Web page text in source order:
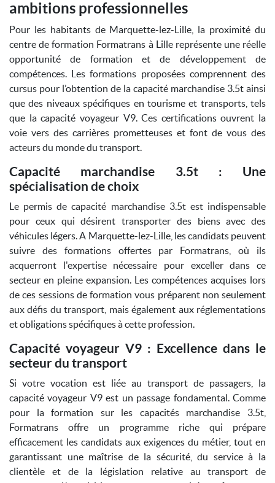
ambitions professionnelles
Pour les habitants de Marquette-lez-Lille, la proximité du
centre de formation Formatrans à Lille représente une réelle
opportunité de formation et de développement de
compétences. Les formations proposées comprennent des
cursus pour l’obtention de la capacité marchandise 3.5t ainsi
que des niveaux spécifiques en tourisme et transports, tels
que la capacité voyageur V9. Ces certifications ouvrent la
voie vers des carrières prometteuses et font de vous des
acteurs du monde du transport.
Capacité marchandise 3.5t : Une
spécialisation de choix
Le permis de capacité marchandise 3.5t est indispensable
pour ceux qui désirent transporter des biens avec des
véhicules légers. A Marquette-lez-Lille, les candidats peuvent
suivre des formations offertes par Formatrans, où ils
acquerront l'expertise nécessaire pour exceller dans ce
secteur en pleine expansion. Les compétences acquises lors
de ces sessions de formation vous préparent non seulement
aux défis du transport, mais également aux réglementations
et obligations spécifiques à cette profession.
Capacité voyageur V9 : Excellence dans le
secteur du transport
Si votre vocation est liée au transport de passagers, la
capacité voyageur V9 est un passage fondamental. Comme
pour la formation sur les capacités marchandise 3.5t,
Formatrans offre un programme riche qui prépare
efficacement les candidats aux exigences du métier, tout en
garantissant une maîtrise de la sécurité, du service à la
clientèle et de la législation relative au transport de